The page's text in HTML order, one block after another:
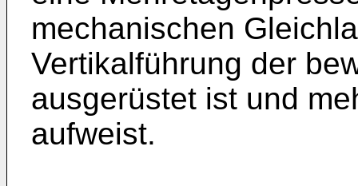
mechanischen
Vertikalführung der
ausgerüstet ist und
aufweist.